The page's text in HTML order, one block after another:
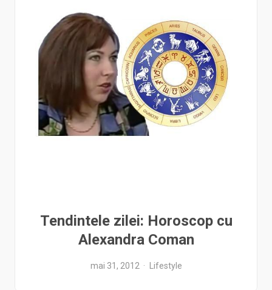
Tendintele zilei: Horoscop cu
Alexandra Coman
mai 31, 2012 Lifestyle